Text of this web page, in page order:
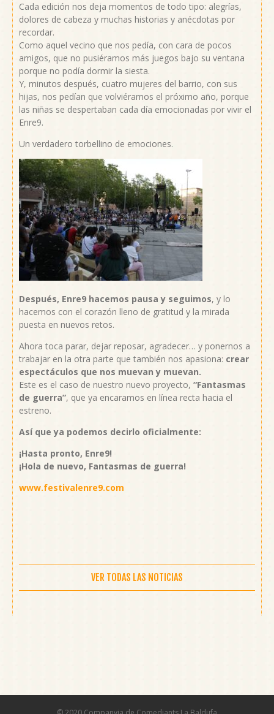
Cada edición nos deja momentos de todo tipo: alegrías,
dolores de cabeza y muchas historias y anécdotas por
recordar.
Como aquel vecino que nos pedía, con cara de pocos
amigos, que no pusiéramos más juegos bajo su ventana
porque no podía dormir la siesta.
Y, minutos después, cuatro mujeres del barrio, con sus
hijas, nos pedían que volviéramos el próximo año, porque
las niñas se despertaban cada día emocionadas por vivir el
Enre9.
Un verdadero torbellino de emociones.
Después, Enre9 hacemos pausa y seguimos, y lo
hacemos con el corazón lleno de gratitud y la mirada
puesta en nuevos retos.
Ahora toca parar, dejar reposar, agradecer… y ponernos a
trabajar en la otra parte que también nos apasiona: crear
espectáculos que nos muevan y muevan.
Este es el caso de nuestro nuevo proyecto, “Fantasmas
de guerra”, que ya encaramos en línea recta hacia el
estreno.
Así que ya podemos decirlo oficialmente:
¡Hasta pronto, Enre9!
¡Hola de nuevo, Fantasmas de guerra!
www.festivalenre9.com
VER TODAS LAS NOTICIAS